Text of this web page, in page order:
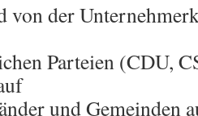
der
Parteien (CDU,
und Gemeinden